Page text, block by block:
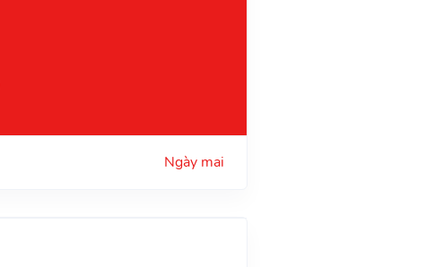
Ngày mai